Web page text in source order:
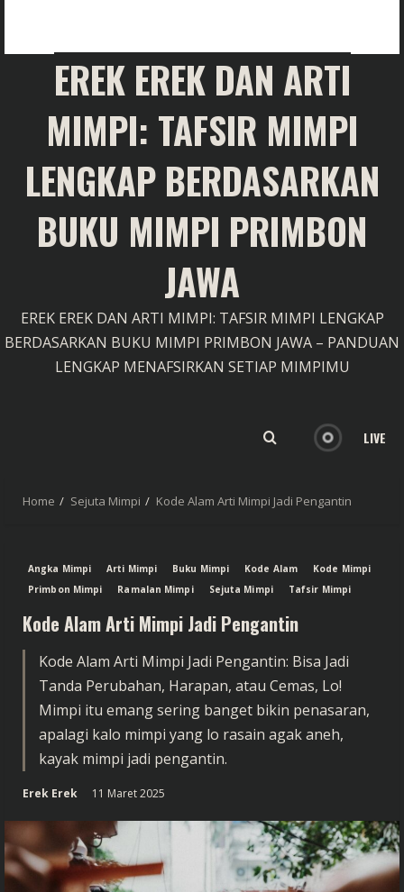
EREK EREK DAN ARTI
MIMPI: TAFSIR MIMPI
LENGKAP BERDASARKAN
BUKU MIMPI PRIMBON
JAWA
EREK EREK DAN ARTI MIMPI: TAFSIR MIMPI LENGKAP
BERDASARKAN BUKU MIMPI PRIMBON JAWA – PANDUAN
LENGKAP MENAFSIRKAN SETIAP MIMPIMU
LIVE
Home Sejuta Mimpi Kode Alam Arti Mimpi Jadi Pengantin
Angka Mimpi Arti Mimpi Buku Mimpi Kode Alam
Kode Mimpi
Primbon Mimpi
Ramalan Mimpi Sejuta Mimpi Tafsir Mimpi
Kode Alam Arti Mimpi Jadi Pengantin
Kode Alam Arti Mimpi Jadi Pengantin: Bisa Jadi
Tanda Perubahan, Harapan, atau Cemas, Lo!
Mimpi itu emang sering banget bikin penasaran,
apalagi kalo mimpi yang lo rasain agak aneh,
kayak mimpi jadi pengantin.
Erek Erek 11 Maret 2025